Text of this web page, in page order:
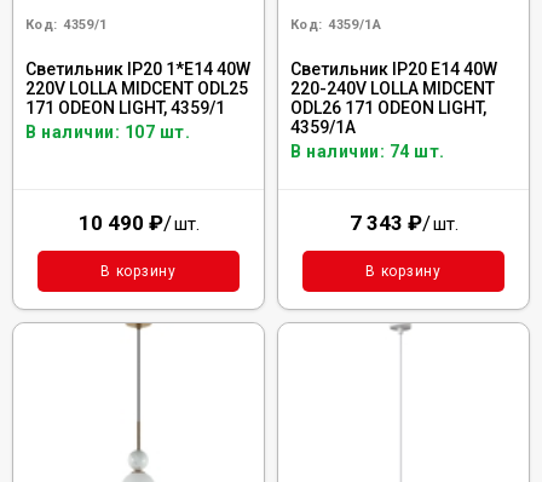
Код: 4359/1
Светильник IP20 1*E14 40W
220V LOLLA MIDCENT ODL25
171 ODEON LIGHT, 4359/1
В наличии: 107 шт.
10 490 ₽/шт.
В корзину
Код: 4359/1A
Светильник IP20 E14 40W
220-240V LOLLA MIDCENT
ODL26 171 ODEON LIGHT,
4359/1A
В наличии: 74 шт.
7 343 ₽/шт.
В корзину